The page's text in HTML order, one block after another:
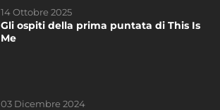
14 Ottobre 2025
Gli ospiti della prima puntata di This Is
Me
03 Dicembre 2024
19 Novembre 2024
Scopri gli ospiti della prima puntata di
#ThisIsMe
14 Ottobre 2025